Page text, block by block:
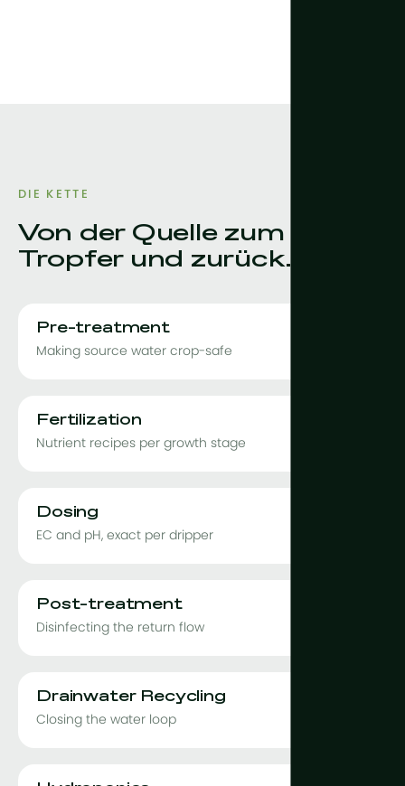
DIE KETTE
Von der Quelle zum
Tropfer und zurück.
Pre-treatment
Making source water crop-safe
Fertilization
Nutrient recipes per growth stage
Dosing
EC and pH, exact per dripper
Post-treatment
Disinfecting the return flow
Drainwater Recycling
Closing the water loop